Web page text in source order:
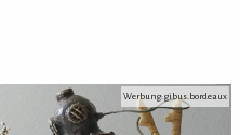
Werbung: gibus.bordeaux